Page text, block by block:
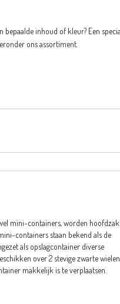
inhoud of kleur? Een
ons assortiment.
mini-containers, worden
containers staan bekend als de
als opslagcontainer diverse
over 2 stevige zwarte
makkelijk is te verplaatsen.